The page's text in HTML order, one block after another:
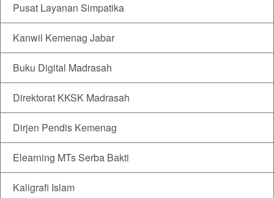
Pusat Layanan Simpatika
Kanwil Kemenag Jabar
Buku Digital Madrasah
Direktorat KKSK Madrasah
Dirjen Pendis Kemenag
Elearning MTs Serba Bakti
Kaligrafi Islam